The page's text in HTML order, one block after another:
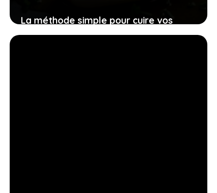
La méthode simple pour cuire vos
endives en cocotte minute et sublimer